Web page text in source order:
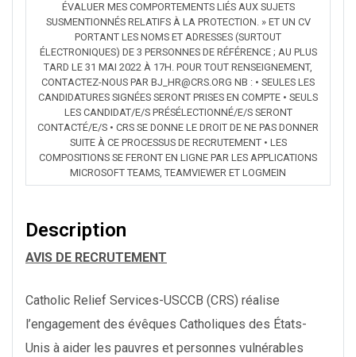
ÉVALUER MES COMPORTEMENTS LIÉS AUX SUJETS
SUSMENTIONNÉS RELATIFS À LA PROTECTION. » ET UN CV
PORTANT LES NOMS ET ADRESSES (SURTOUT
ÉLECTRONIQUES) DE 3 PERSONNES DE RÉFÉRENCE ; AU PLUS
TARD LE 31 MAI 2022 À 17H. POUR TOUT RENSEIGNEMENT,
CONTACTEZ-NOUS PAR BJ_HR@CRS.ORG NB : • SEULES LES
CANDIDATURES SIGNÉES SERONT PRISES EN COMPTE • SEULS
LES CANDIDAT/E/S PRÉSÉLECTIONNÉ/E/S SERONT
CONTACTÉ/E/S • CRS SE DONNE LE DROIT DE NE PAS DONNER
SUITE À CE PROCESSUS DE RECRUTEMENT • LES
COMPOSITIONS SE FERONT EN LIGNE PAR LES APPLICATIONS
MICROSOFT TEAMS, TEAMVIEWER ET LOGMEIN
Description
AVIS DE RECRUTEMENT
Catholic Relief Services-USCCB (CRS) réalise
l’engagement des évêques Catholiques des États-
Unis à aider les pauvres et personnes vulnérables